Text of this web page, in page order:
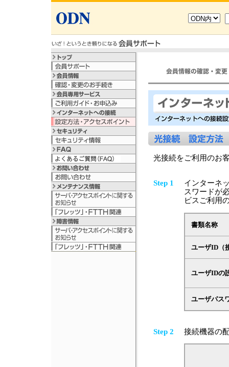
光接続をご利用のお
Step 1
インターネ
スワードが
ビスご利用
書類名称
ユーザID（
ユーザIDの
ユーザパス
Step 2 接続機器の